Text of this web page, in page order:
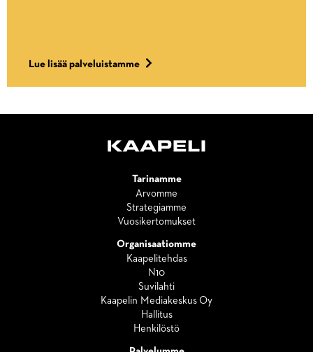
Lue lisää palveluistamme
Tarinamme
Arvomme
Strategiamme
Vuosikertomukset
Organisaatiomme
Kaapelitehdas
N10
Suvilahti
Kaapelin Mediakeskus Oy
Hallitus
Henkilöstö